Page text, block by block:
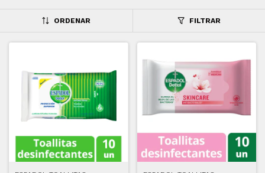
ORDENAR FILTRAR